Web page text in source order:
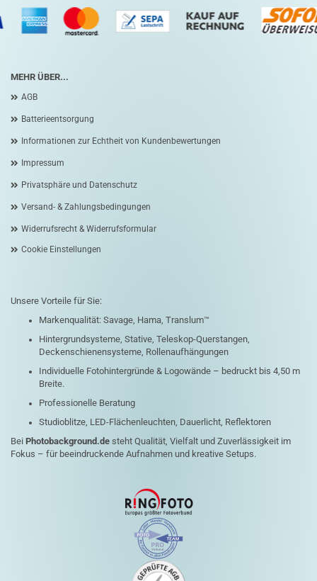
MEHR ÜBER...
AGB
Batterieentsorgung
Informationen zur Echtheit von Kundenbewertungen
Impressum
Privatsphäre und Datenschutz
Versand- & Zahlungsbedingungen
Widerrufsrecht & Widerrufsformular
Cookie Einstellungen
Unsere Vorteile für Sie:
Markenqualität: Savage, Hama, Translum™
Hintergrundsysteme, Stative, Teleskop-Querstangen,
Deckenschienensysteme, Rollenaufhängungen
Individuelle Fotohintergründe & Logowände – bedruckt bis 4,50 m
Breite.
Professionelle Beratung
Studioblitze, LED-Flächenleuchten, Dauerlicht, Reflektoren
Bei Photobackground.de steht Qualität, Vielfalt und Zuverlässigkeit im
Fokus – für beeindruckende Aufnahmen und kreative Setups.